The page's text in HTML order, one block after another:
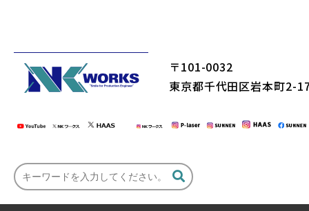
〒101-0032
東京都千代田区岩本町2-